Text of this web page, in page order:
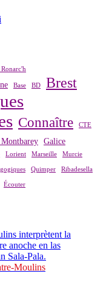
Base BD Brest
Connaître CTE
Galice
Lorient Marseille Murcie
Quimper Ribadesella
Écouter
Moulins